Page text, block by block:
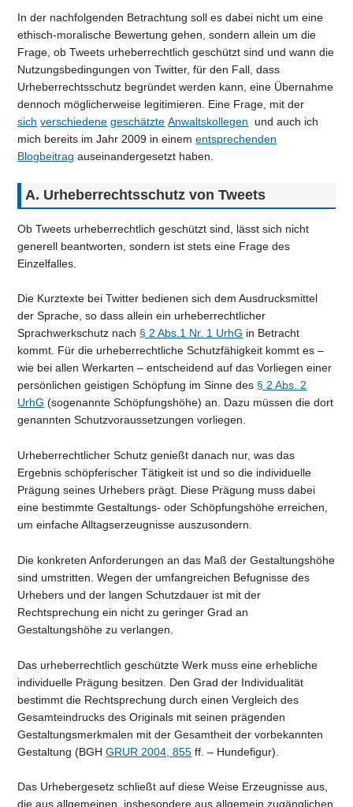
In der nachfolgenden Betrachtung soll es dabei nicht um eine
ethisch-moralische Bewertung gehen, sondern allein um die
Frage, ob Tweets urheberrechtlich geschützt sind und wann die
Nutzungsbedingungen von Twitter, für den Fall, dass
Urheberrechtsschutz begründet werden kann, eine Übernahme
dennoch möglicherweise legitimieren. Eine Frage, mit der
sich verschiedene geschätzte Anwaltskollegen und auch ich
mich bereits im Jahr 2009 in einementsprechenden
Blogbeitrag auseinandergesetzt haben.
A. Urheberrechtsschutz von Tweets
Ob Tweets urheberrechtlich geschützt sind, lässt sich nicht
generell beantworten, sondern ist stets eine Frage des
Einzelfalles.
Die Kurztexte bei Twitter bedienen sich dem Ausdrucksmittel
der Sprache, so dass allein ein urheberrechtlicher
Sprachwerkschutz nach § 2 Abs.1 Nr. 1 UrhG in Betracht
kommt. Für die urheberrechtliche Schutzfähigkeit kommt es –
wie bei allen Werkarten – entscheidend auf das Vorliegen einer
persönlichen geistigen Schöpfung im Sinne des § 2 Abs. 2
UrhG (sogenannte Schöpfungshöhe) an. Dazu müssen die dort
genannten Schutzvoraussetzungen vorliegen.
Urheberrechtlicher Schutz genießt danach nur, was das
Ergebnis schöpferischer Tätigkeit ist und so die individuelle
Prägung seines Urhebers prägt. Diese Prägung muss dabei
eine bestimmte Gestaltungs- oder Schöpfungshöhe erreichen,
um einfache Alltagserzeugnisse auszusondern.
Die konkreten Anforderungen an das Maß der Gestaltungshöhe
sind umstritten. Wegen der umfangreichen Befugnisse des
Urhebers und der langen Schutzdauer ist mit der
Rechtsprechung ein nicht zu geringer Grad an
Gestaltungshöhe zu verlangen.
Das urheberrechtlich geschützte Werk muss eine erhebliche
individuelle Prägung besitzen. Den Grad der Individualität
bestimmt die Rechtsprechung durch einen Vergleich des
Gesamteindrucks des Originals mit seinen prägenden
Gestaltungsmerkmalen mit der Gesamtheit der vorbekannten
Gestaltung (BGHGRUR 2004, 855 ff. – Hundefigur).
Das Urhebergesetz schließt auf diese Weise Erzeugnisse aus,
die aus allgemeinen, insbesondere aus allgemein zugänglichen